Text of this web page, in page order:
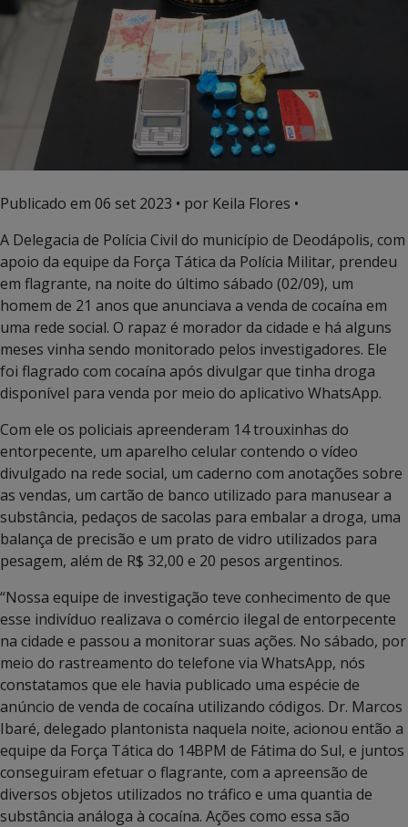
Publicado em 06 set 2023 • por Keila Flores •
A Delegacia de Polícia Civil do município de Deodápolis, com
apoio da equipe da Força Tática da Polícia Militar, prendeu
em flagrante, na noite do último sábado (02/09), um
homem de 21 anos que anunciava a venda de cocaína em
uma rede social. O rapaz é morador da cidade e há alguns
meses vinha sendo monitorado pelos investigadores. Ele
foi flagrado com cocaína após divulgar que tinha droga
disponível para venda por meio do aplicativo WhatsApp.
Com ele os policiais apreenderam 14 trouxinhas do
entorpecente, um aparelho celular contendo o vídeo
divulgado na rede social, um caderno com anotações sobre
as vendas, um cartão de banco utilizado para manusear a
substância, pedaços de sacolas para embalar a droga, uma
balança de precisão e um prato de vidro utilizados para
pesagem, além de R$ 32,00 e 20 pesos argentinos.
“Nossa equipe de investigação teve conhecimento de que
esse indivíduo realizava o comércio ilegal de entorpecente
na cidade e passou a monitorar suas ações. No sábado, por
meio do rastreamento do telefone via WhatsApp, nós
constatamos que ele havia publicado uma espécie de
anúncio de venda de cocaína utilizando códigos. Dr. Marcos
Ibaré, delegado plantonista naquela noite, acionou então a
equipe da Força Tática do 14BPM de Fátima do Sul, e juntos
conseguiram efetuar o flagrante, com a apreensão de
diversos objetos utilizados no tráfico e uma quantia de
substância análoga à cocaína. Ações como essa são